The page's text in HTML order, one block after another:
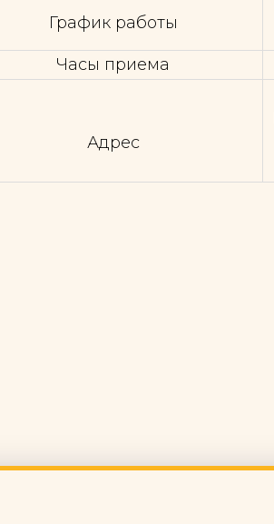
График работы
Часы приема
Адрес